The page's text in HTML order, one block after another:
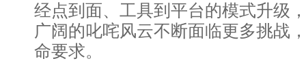
经点到面、工具到平台的模式升级
广阔的叱咤风云不断面临更多挑战
命要求。